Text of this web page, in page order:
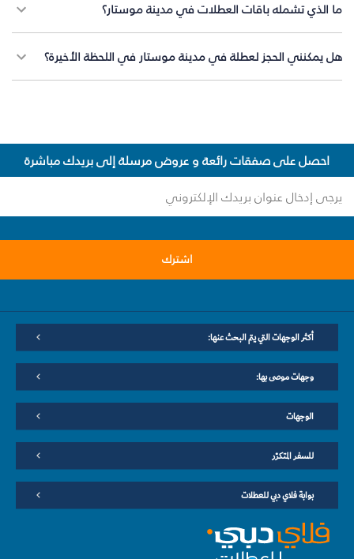
ما الذي تشمله باقات العطلات في مدينة موستار؟
هل يمكنني الحجز لعطلة في مدينة موستار في اللحظة الأخيرة؟
احصل على صفقات رائعة و عروض مرسلة إلى بريدك مباشرة
اشترك
أكثر الوجهات التي يتم البحث عنها:
وجهات موصى بها:
الوجهات
للسفر المتكرّر
بوابة فلاي دبي للعطلات